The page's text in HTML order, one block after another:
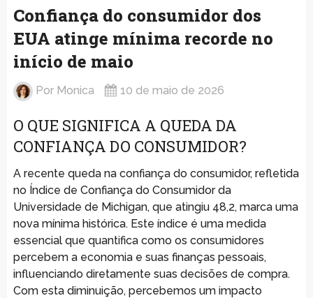
Confiança do consumidor dos
EUA atinge mínima recorde no
início de maio
Por Monica 10 de maio de 2026
O QUE SIGNIFICA A QUEDA DA
CONFIANÇA DO CONSUMIDOR?
A recente queda na confiança do consumidor, refletida
no Índice de Confiança do Consumidor da
Universidade de Michigan, que atingiu 48,2, marca uma
nova mínima histórica. Este índice é uma medida
essencial que quantifica como os consumidores
percebem a economia e suas finanças pessoais,
influenciando diretamente suas decisões de compra.
Com esta diminuição, percebemos um impacto